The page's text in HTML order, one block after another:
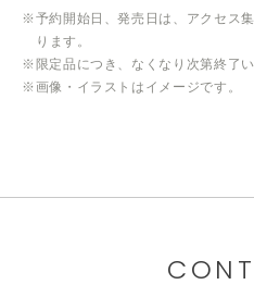
※予約開始日、発売日は、アクセス
ります。
※限定品につき、なくなり次第終了い
※画像・イラストはイメージです。